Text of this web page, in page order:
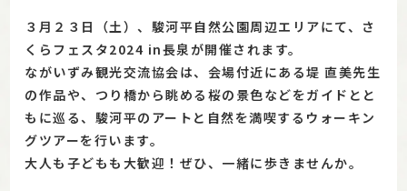
３月２３日（土）、駿河平自然公園周辺エリアにて、さ
くらフェスタ2024 in長泉が開催されます。
ながいずみ観光交流協会は、会場付近にある堤 直美先生
の作品や、つり橋から眺める桜の景色などをガイドとと
もに巡る、駿河平のアートと自然を満喫するウォーキン
グツアーを行います。
大人も子どもも大歓迎！ぜひ、一緒に歩きませんか。